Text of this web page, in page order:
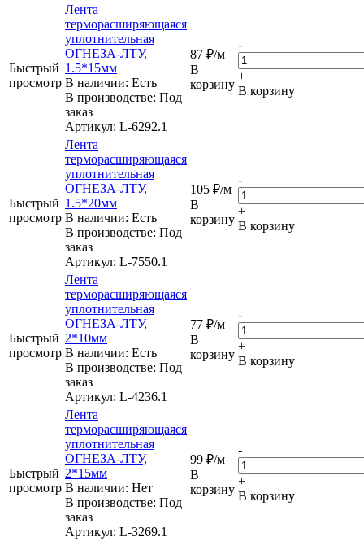
Быстрый
просмотр
Лента
терморасширяющаяся
уплотнительная
ОГНЕЗА-ЛТУ,
1.5*15мм
В наличии: Eсть
В производстве: Под
заказ
Артикул: L-6292.1
87 ₽/м
В
корзину
-
+
В корзину
Быстрый
просмотр
Лента
терморасширяющаяся
уплотнительная
ОГНЕЗА-ЛТУ,
1.5*20мм
В наличии: Eсть
В производстве: Под
заказ
Артикул: L-7550.1
105 ₽/м
В
корзину
-
+
В корзину
Быстрый
просмотр
Лента
терморасширяющаяся
уплотнительная
ОГНЕЗА-ЛТУ,
2*10мм
В наличии: Eсть
В производстве: Под
заказ
Артикул: L-4236.1
77 ₽/м
В
корзину
-
+
В корзину
Быстрый
просмотр
Лента
терморасширяющаяся
уплотнительная
ОГНЕЗА-ЛТУ,
2*15мм
В наличии: Нет
В производстве: Под
заказ
Артикул: L-3269.1
99 ₽/м
В
корзину
-
+
В корзину